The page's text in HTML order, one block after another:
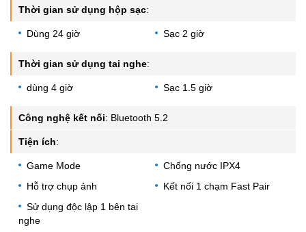
Thời gian sử dụng hộp sạc:
Dùng 24 giờ Sạc 2 giờ
Thời gian sử dụng tai nghe:
dùng 4 giờ Sạc 1.5 giờ
Công nghệ kết nối: Bluetooth 5.2
Tiện ích:
Game Mode
Chống nước IPX4
Hỗ trợ chụp ảnh
Kết nối 1 chạm Fast Pair
Sử dụng độc lập 1 bên tai
nghe